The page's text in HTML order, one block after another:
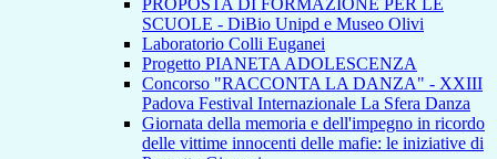
PROPOSTA DI FORMAZIONE PER LE
SCUOLE - DiBio Unipd e Museo Olivi
Laboratorio Colli Euganei
Progetto PIANETA ADOLESCENZA
Concorso "RACCONTA LA DANZA" - XXIII
Padova Festival Internazionale La Sfera Danza
Giornata della memoria e dell'impegno in ricordo
delle vittime innocenti delle mafie: le iniziative di